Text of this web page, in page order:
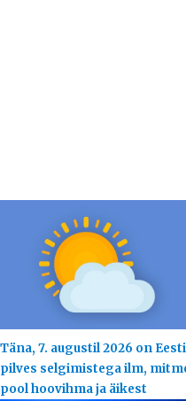
Täna, 7. augustil 2026 on
pilves selgimistega ilm,
pool hoovihma ja äikest